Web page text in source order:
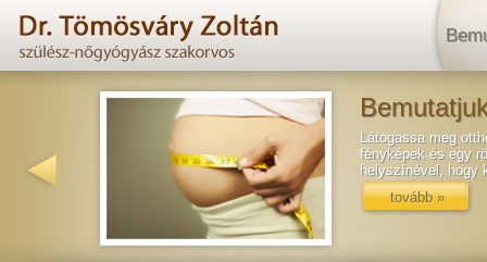
Látogassa meg
fényképek és egy
helyszínével, hogy
tovább »